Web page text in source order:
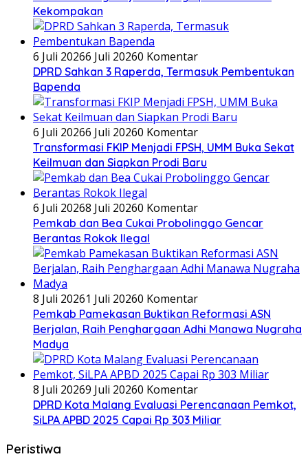
Kekompakan
6 Juli 20266 Juli 20260 Komentar
DPRD Sahkan 3 Raperda, Termasuk Pembentukan
Bapenda
6 Juli 20266 Juli 20260 Komentar
Transformasi FKIP Menjadi FPSH, UMM Buka Sekat
Keilmuan dan Siapkan Prodi Baru
6 Juli 20268 Juli 20260 Komentar
Pemkab dan Bea Cukai Probolinggo Gencar
Berantas Rokok Ilegal
8 Juli 20261 Juli 20260 Komentar
Pemkab Pamekasan Buktikan Reformasi ASN
Berjalan, Raih Penghargaan Adhi Manawa Nugraha
Madya
8 Juli 20269 Juli 20260 Komentar
DPRD Kota Malang Evaluasi Perencanaan Pemkot,
SiLPA APBD 2025 Capai Rp 303 Miliar
Peristiwa